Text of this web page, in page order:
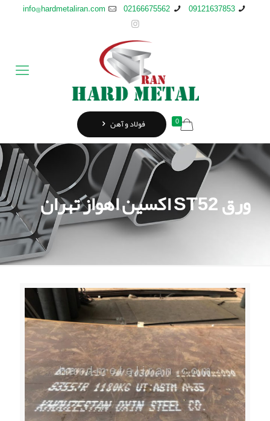
09121637853
02166675562
info@hardmetaliran.com
0 فولاد و آهن
ورق ST52 اکسین اهواز تهران